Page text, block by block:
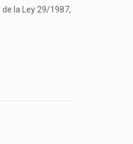
la Ley 29/1987,